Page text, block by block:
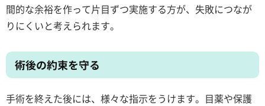
間的な余裕を作って片目ずつ実施する方が、失敗につなが
りにくいと考えられます。
術後の約束を守る
手術を終えた後には、様々な指示をうけます。目薬や保護